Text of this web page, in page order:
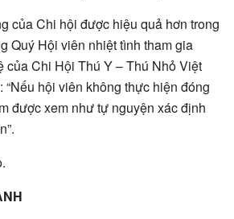
của Chi hội được hiệu quả hơn trong
Quý Hội viên nhiệt tình tham gia
Chi Hội Thú Y – Thú Nhỏ Việt
“Nếu hội viên không thực hiện đóng
được xem như tự nguyện xác định